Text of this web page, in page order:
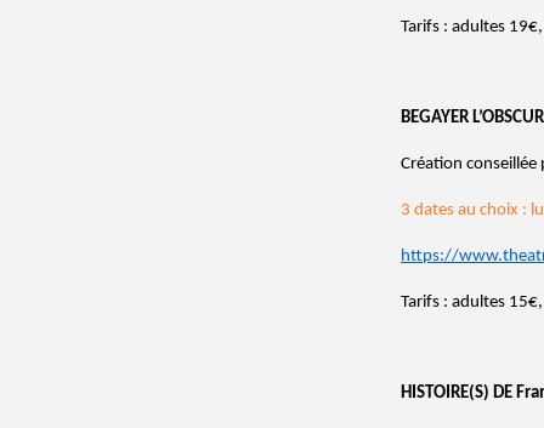
Tarifs : adultes
BEGAYER L’OBSCUR
Création
3 dates au choix :
https://
Tarifs : adultes
HISTOIRE(S) DE